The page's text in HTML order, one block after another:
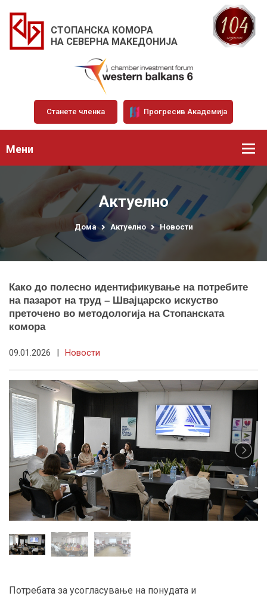
СТОПАНСКА КОМОРА
НА СЕВЕРНА МАКЕДОНИЈА
Станете членка Прогресив Академија
Мени
Актуелно
Дома Актуелно Новости
Како до полесно идентификување на потребите
на пазарот на труд – Швајцарско искуство
преточено во методологија на Стопанската
комора
09.01.2026 | Новости
Потребата за усогласување на понудата и